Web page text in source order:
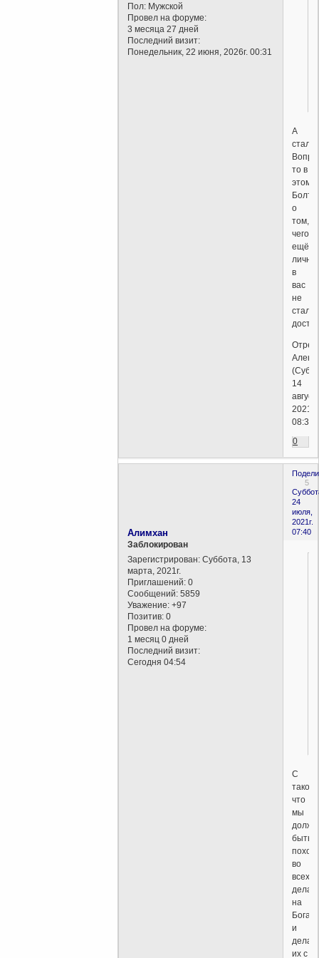
Пол: Мужской
Провел на форуме:
3 месяца 27 дней
Последний визит:
Понедельник, 22 июня, 2026г. 00:31
А
то в
этом.
о
том,
чего
ещё
лично
в
вас
не
стало
14
2021г.
08:30)
0
5
24
июля,
2021г.
07:40
Алимхан
Заблокирован
Зарегистрирован: Суббота, 13
марта, 2021г.
Приглашений: 0
Сообщений: 5859
Уважение: +97
Позитив: 0
Провел на форуме:
1 месяц 0 дней
Последний визит:
Сегодня 04:54
С
такого
что
мы
быть
во
всех
делах
на
Бога
и
их с